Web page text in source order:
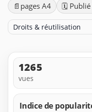
📄 pages A4 🗓️ Publié
Droits & réutilisation
1265
vues
Indice de